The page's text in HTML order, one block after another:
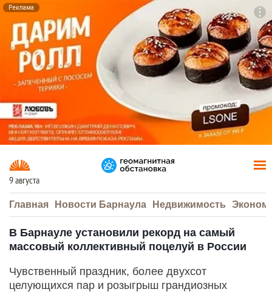
Реклама
9 августа
Главная Новости Барнаула Недвижимость
В Барнауле установили рекорд на самый
массовый коллективный поцелуй в России
Чувственный праздник, более двухсот
целующихся пар и розыгрыш грандиозных